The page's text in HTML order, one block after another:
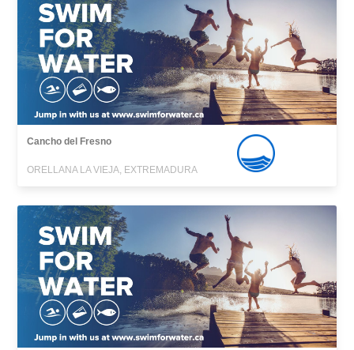
Cancho del Fresno
ORELLANA LA VIEJA, EXTREMADURA